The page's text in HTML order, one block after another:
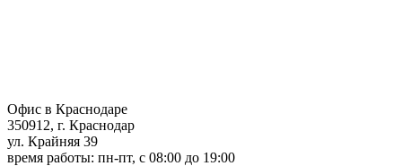
Офис в Краснодаре
350912, г. Краснодар
ул. Крайняя 39
время работы: пн-пт, с 08:00 до 19:00